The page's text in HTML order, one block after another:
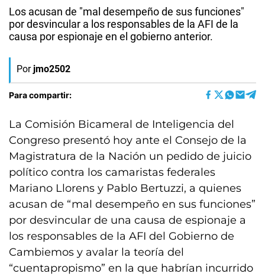
Los acusan de "mal desempeño de sus funciones"
por desvincular a los responsables de la AFI de la
causa por espionaje en el gobierno anterior.
Por jmo2502
Para compartir:
La Comisión Bicameral de Inteligencia del
Congreso presentó hoy ante el Consejo de la
Magistratura de la Nación un pedido de juicio
político contra los camaristas federales
Mariano Llorens y Pablo Bertuzzi, a quienes
acusan de “mal desempeño en sus funciones”
por desvincular de una causa de espionaje a
los responsables de la AFI del Gobierno de
Cambiemos y avalar la teoría del
“cuentapropismo” en la que habrían incurrido